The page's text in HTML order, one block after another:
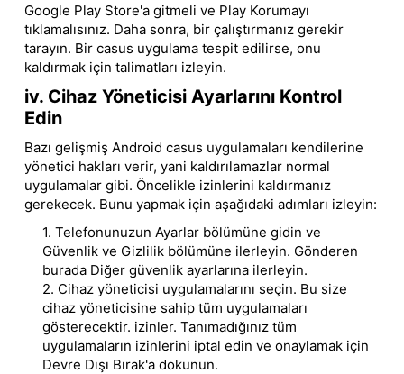
Google Play Store'a gitmeli ve Play Korumayı
tıklamalısınız. Daha sonra, bir çalıştırmanız gerekir
tarayın. Bir casus uygulama tespit edilirse, onu
kaldırmak için talimatları izleyin.
iv. Cihaz Yöneticisi Ayarlarını Kontrol
Edin
Bazı gelişmiş Android casus uygulamaları kendilerine
yönetici hakları verir, yani kaldırılamazlar normal
uygulamalar gibi. Öncelikle izinlerini kaldırmanız
gerekecek. Bunu yapmak için aşağıdaki adımları izleyin:
1. Telefonunuzun Ayarlar bölümüne gidin ve
Güvenlik ve Gizlilik bölümüne ilerleyin. Gönderen
burada Diğer güvenlik ayarlarına ilerleyin.
2. Cihaz yöneticisi uygulamalarını seçin. Bu size
cihaz yöneticisine sahip tüm uygulamaları
gösterecektir. izinler. Tanımadığınız tüm
uygulamaların izinlerini iptal edin ve onaylamak için
Devre Dışı Bırak'a dokunun.